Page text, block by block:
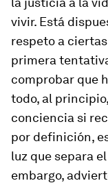
vivir. Está
respeto a
primera
comprobar que
todo, al
conciencia si
por definición,
luz que separa
embargo,